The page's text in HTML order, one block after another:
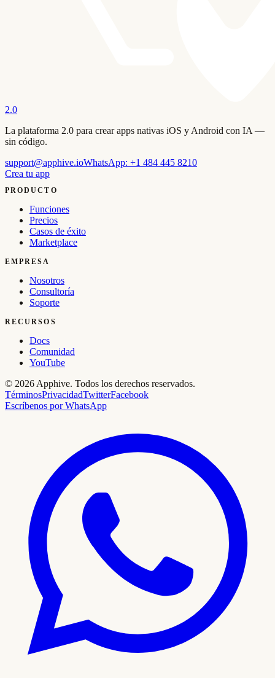
2.0
La plataforma 2.0 para crear apps nativas iOS y Android con IA —
sin código.
support@apphive.ioWhatsApp: +1 484 445 8210
Crea tu app
PRODUCTO
Funciones
Precios
Casos de éxito
Marketplace
EMPRESA
Nosotros
Consultoría
Soporte
RECURSOS
Docs
Comunidad
YouTube
© 2026 Apphive. Todos los derechos reservados.
TérminosPrivacidadTwitterFacebook
Escríbenos por WhatsApp